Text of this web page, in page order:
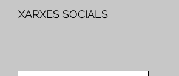
XARXES SOCIALS